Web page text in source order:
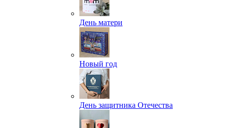
День матери
Новый год
День защитника Отечества